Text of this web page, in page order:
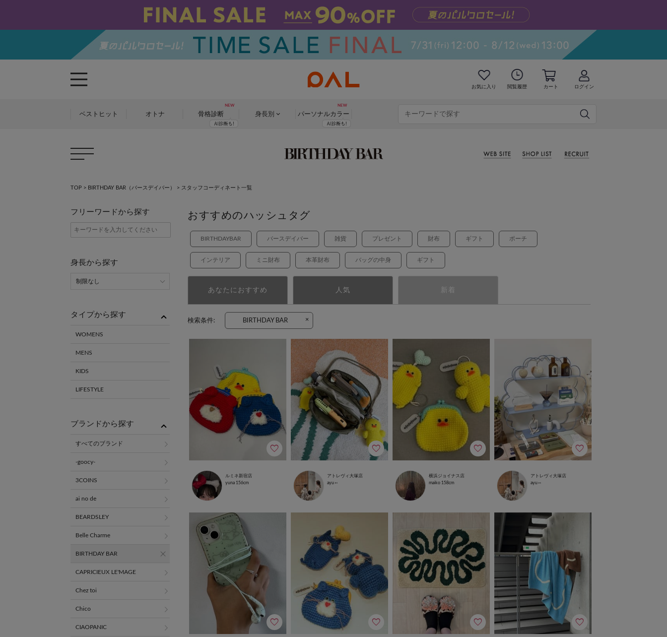
お気に入り 閲覧履歴 カート ログイン
ベストヒット オトナ 骨格診断 身長別 パーソナルカラー
TOP > BIRTHDAY BAR（バースデイバー） > スタッフコーディネート一覧
おすすめのハッシュタグ
BIRTHDAYBAR バースデイバー 雑貨 プレゼント 財布 ギフト ポーチ
インテリア ミニ財布 本革財布 バッグの中身 ギフト
あなたにおすすめ 人気 新着
検索条件: BIRTHDAY BAR ×
ルミネ新宿店
yuna 156cm
アトレヴィ大塚店
ayu ⑅
横浜ジョイナス店
maiko 158cm
アトレヴィ大塚店
ayu ⑅
フリーワードから探す
身長から探す
タイプから探す
WOMENS
MENS
KIDS
LIFESTYLE
ブランドから探す
すべてのブランド
-goocy-
3COINS
ai no de
BEARDSLEY
Belle Charme
BIRTHDAY BAR
CAPRICIEUX LE'MAGE
Chez toi
Chico
CIAOPANIC